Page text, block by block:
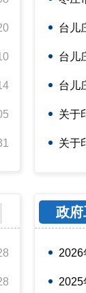
台儿
台儿
台儿
关于
关于
政
2026
2025